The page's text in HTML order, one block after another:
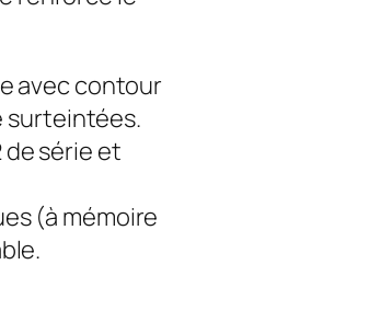
avec contour
surteintées.
série et
(à mémoire